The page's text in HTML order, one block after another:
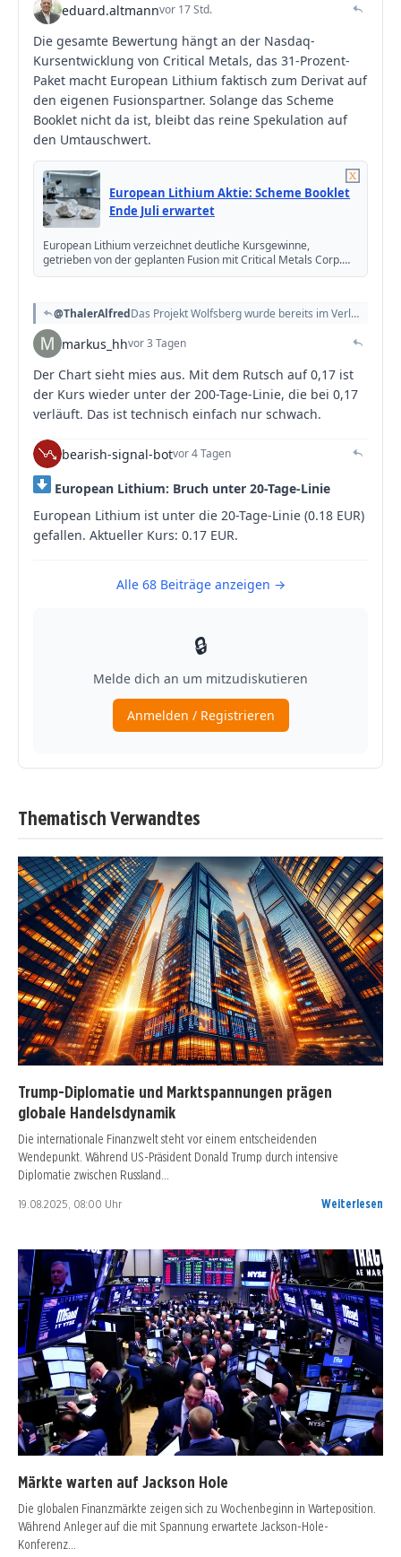
Thematisch Verwandtes
Trump-Diplomatie und Marktspannungen prägen
globale Handelsdynamik
Die internationale Finanzwelt steht vor einem entscheidenden
Wendepunkt. Während US-Präsident Donald Trump durch intensive
Diplomatie zwischen Russland…
19.08.2025, 08:00 Uhr Weiterlesen
Märkte warten auf Jackson Hole
Die globalen Finanzmärkte zeigen sich zu Wochenbeginn in Warteposition.
Während Anleger auf die mit Spannung erwartete Jackson-Hole-
Konferenz…